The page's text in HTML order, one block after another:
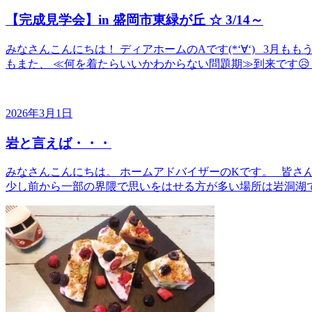
【完成見学会】in 盛岡市東緑が丘 ☆ 3/14～
みなさんこんにちは！ ディアホームのAです(*‘∀‘) 3月もも
もまた、 ≪何を着たらいいかわからない問題期≫到来です
2026年3月1日
岩と言えば・・・
みなさんこんにちは。 ホームアドバイザーのKです。 皆さ
少し前から一部の界隈で思いをはせる方が多い場所は岩